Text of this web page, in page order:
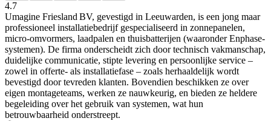
4.7
Umagine Friesland BV, gevestigd in Leeuwarden, is een jong maar
professioneel installatiebedrijf gespecialiseerd in zonnepanelen,
micro‑omvormers, laadpalen en thuisbatterijen (waaronder Enphase-
systemen). De firma onderscheidt zich door technisch vakmanschap,
duidelijke communicatie, stipte levering en persoonlijke service –
zowel in offerte- als installatiefase – zoals herhaaldelijk wordt
bevestigd door tevreden klanten. Bovendien beschikken ze over
eigen montageteams, werken ze nauwkeurig, en bieden ze heldere
begeleiding over het gebruik van systemen, wat hun
betrouwbaarheid onderstreept.